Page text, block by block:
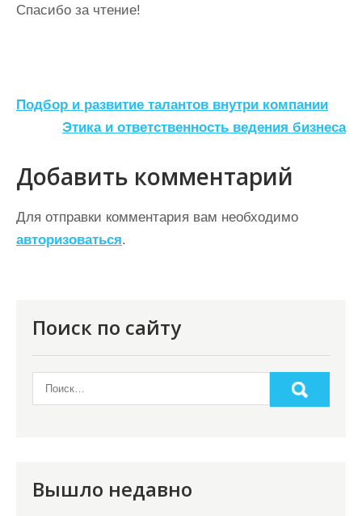
Спасибо за чтение!
Н
в
и
г
а
Подбор и развитие талантов внутри компании
Этика и ответственность ведения бизнеса
Добавить комментарий
Для отправки комментария вам необходимо
авторизоваться.
Поиск по сайту
Вышло недавно